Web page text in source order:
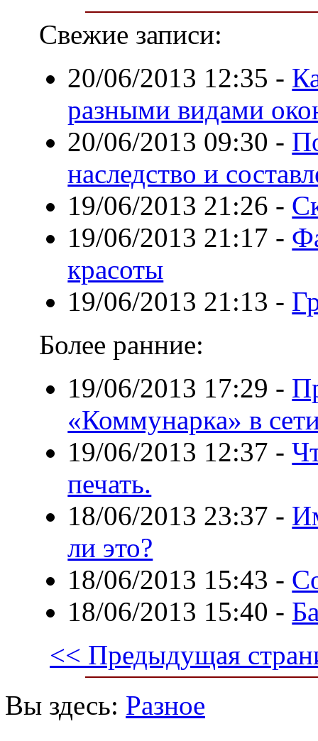
Свежие записи:
20/06/2013 12:35 -
разными видами
20/06/2013 09:30 -
наследство и
19/06/2013 21:26 -
19/06/2013 21:17 -
красоты
19/06/2013 21:13 -
Более ранние:
19/06/2013 17:29 -
«Коммунарка» в
19/06/2013 12:37 -
печать.
18/06/2013 23:37 -
ли это?
18/06/2013 15:43 -
18/06/2013 15:40 -
<< Предыдущая
Вы здесь: Разное